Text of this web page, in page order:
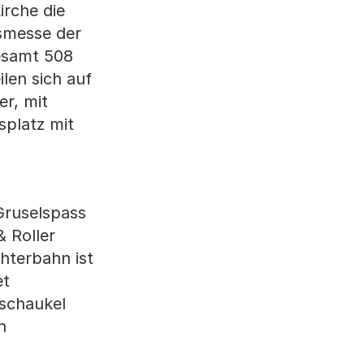
die
der
508
sich auf
mit
mit
Roller
ist